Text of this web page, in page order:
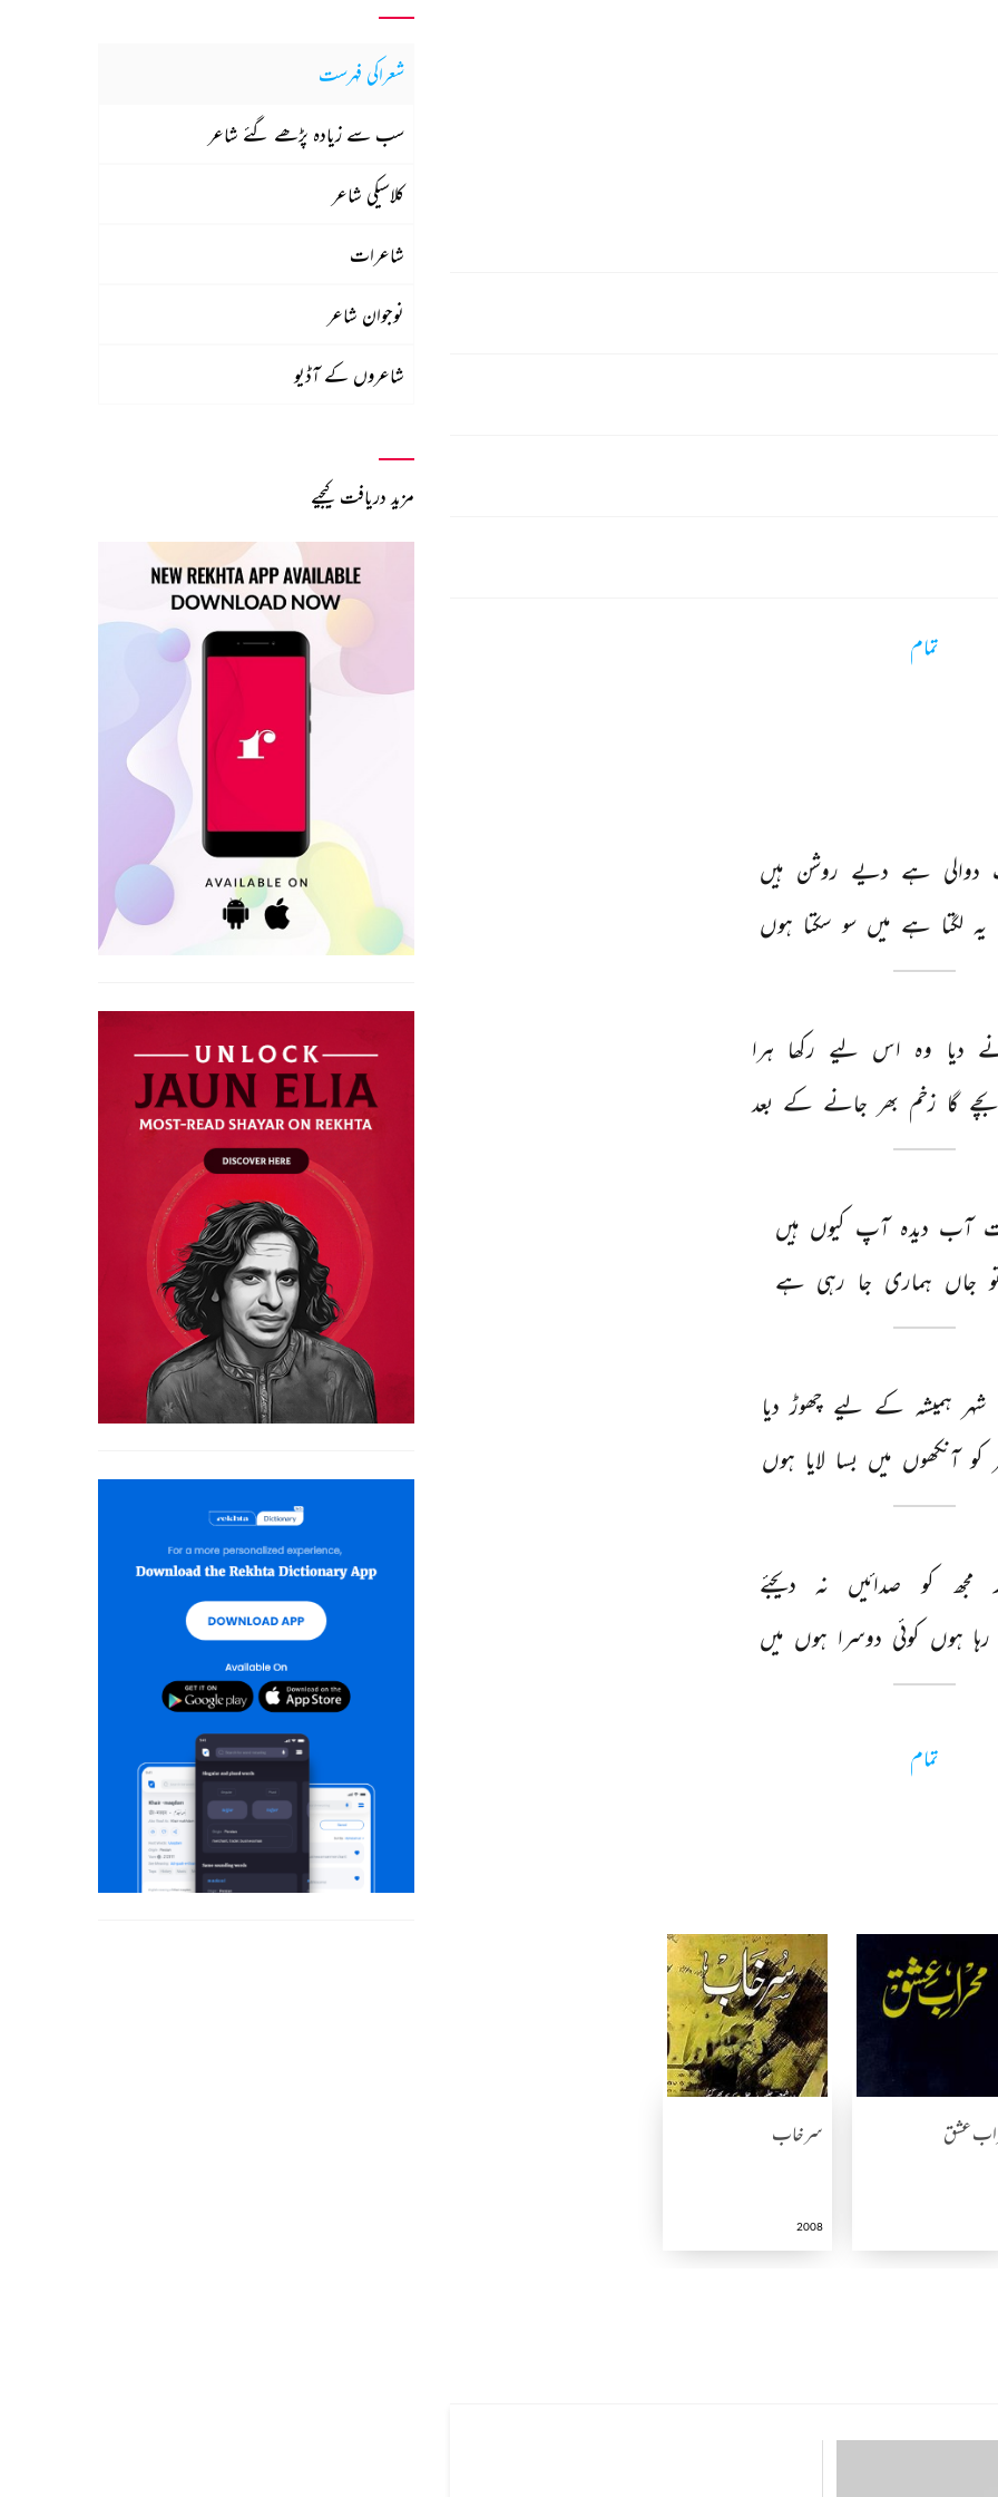
تمام
دوالی ہے دیے روشن ہیں
یہ لگتا ہے میں سو سکتا ہوں
دیا وہ اس لیے رکھا ہرا
بچے گا زخم بھر جانے کے بعد
آب دیدہ آپ کیوں ہیں
جاں ہماری جا رہی ہے
شہر ہمیشہ کے لیے چھوڑ دیا
کو آنکھوں میں بسا لایا ہوں
مجھ کو صدائیں نہ
دیجئے
رہا ہوں کوئی دوسرا ہوں میں
تمام
عشق سرخاب
2008
شعراکی فہرست
سب سے زیادہ پڑھے گئے شاعر
کلاسیکی شاعر
شاعرات
نوجوان شاعر
شاعروں کے آڈیو
مزید دریافت کیجیے